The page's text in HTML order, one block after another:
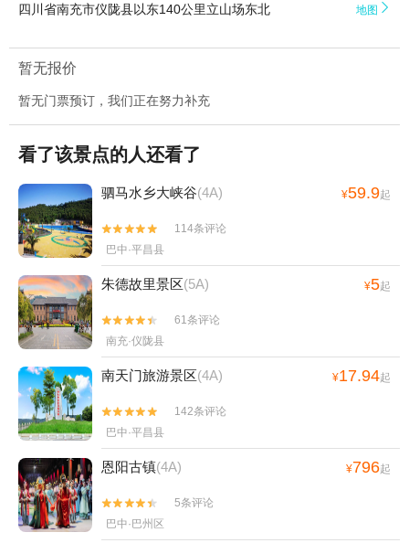
四川省南充市仪陇县以东140公里立山场东北 地图 
暂无报价
暂无门票预订，我们正在努力补充
看了该景点的人还看了
驷马水乡大峡谷(4A) ¥59.9起


114条评论
巴中·平昌县
朱德故里景区(5A) ¥5起


61条评论
南充·仪陇县
南天门旅游景区(4A) ¥17.94起


142条评论
巴中·平昌县
恩阳古镇(4A) ¥796起


5条评论
巴中·巴州区